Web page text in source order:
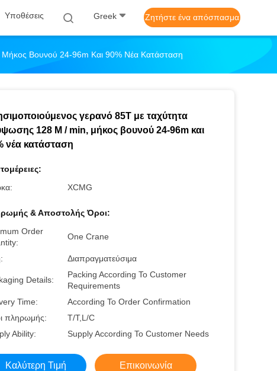
Υποθέσεις Greek Ζητήστε ένα απόσπασμα
Βουνού 24-96m Και 90% Νέα Κατάσταση
γερανό 85T με ταχύτητα
128 M / min, μήκος βουνού 24-96m και
νέα κατάσταση
XCMG
& Αποστολής Όροι:
Order
One Crane
Διαπραγματεύσιμα
Details:
Packing According To Customer
Requirements
Time:
According To Order Confirmation
πληρωμής:
T/T,L/C
Ability:
Supply According To Customer Needs
Καλύτερη Τιμή Επικοινωνία